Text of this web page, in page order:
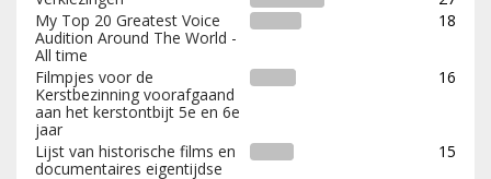
My Top 20 Greatest Voice
Audition Around The World -
All time
18
Filmpjes voor de
Kerstbezinning voorafgaand
aan het kerstontbijt 5e en 6e
jaar
16
Lijst van historische films en
documentaires eigentijdse
15